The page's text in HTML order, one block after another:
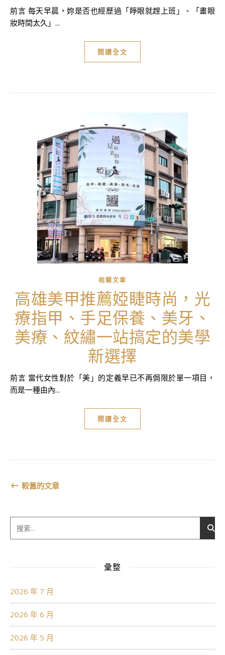
前言 每天早晨，妳是否也經歷過「睜眼就趕上班」、「畫眼
妝時間太久」...
閱讀全文
相關文章
高雄美甲推薦婭睫時尚，光
療指甲、手足保養、美牙、
美療、紋繡一站搞定的美學
新選擇
前言 當代女性對於「美」的定義早已不再侷限於單一項目，
而是一種由內...
閱讀全文
較舊的文章
彙整
2026 年 7 月
2026 年 6 月
2026 年 5 月